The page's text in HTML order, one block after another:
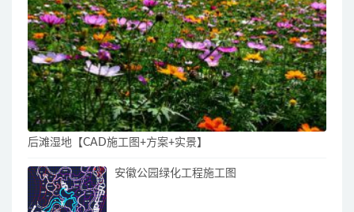
后滩湿地【CAD施工图+方案+实景】
安徽公园绿化工程施工图